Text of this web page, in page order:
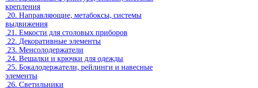
крепления
20. Направляющие, метабоксы, системы
выдвижения
21. Емкости для столовых приборов
22. Декоративные элементы
23. Менсолодержатели
24. Вешалки и крючки для одежды
25. Бокалодержатели, рейлинги и навесные
элементы
26. Светильники